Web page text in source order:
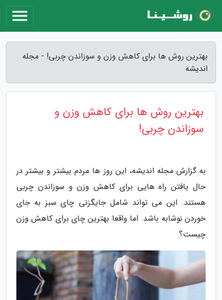
بهترین روش ها برای کاهش وزن و سوزاندن چربی! - مجله
اندیشه
بهترین روش ها برای کاهش وزن و
سوزاندن چربی!
به گزارش مجله اندیشه، این روز ها مردم بیشتر و بیشتر در
حال یافتن راه هایی برای کاهش وزن و سوزاندن چربی
هستند. این می تواند شامل جایگزنی چای سبز به جای
خوردن نوشابه باشد. اما واقعا بهترین چای برای کاهش وزن
چیست؟